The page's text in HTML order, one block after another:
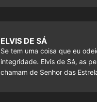
ELVIS DE SÁ
Se tem uma coisa que eu
integridade. Elvis de Sá, as
chamam de Senhor das